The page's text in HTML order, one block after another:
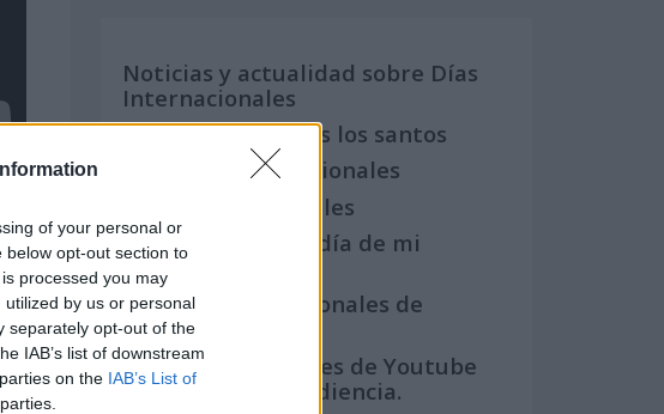
of your personal or
opt-out section to
processed you may
by us or personal
separately opt-out of the
IAB’s list of downstream
on the IAB’s List of
Noticias y actualidad sobre Días
Internacionales
Onomástica. Todos los santos
Semanas Internacionales
Años Internacionales
Qué se celebra el día de mi
cumpleaños
Eventos internacionales de
cultura
Los mejores canales de Youtube
según nuestra audiencia.